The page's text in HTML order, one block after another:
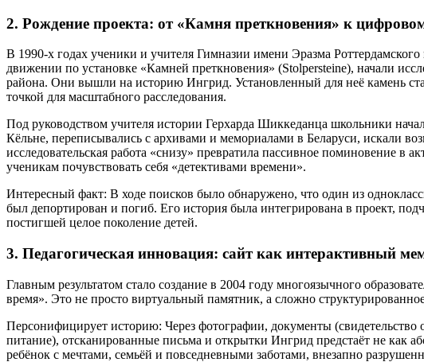
2. Рождение проекта: от «Камня преткновения» к
В 1990-х годах ученики и учителя Гимназии имени Эразма
движении по установке «Камней преткновения» (Stolpersteine), начали
района. Они вышли на историю Ингрид. Установленный для неё камень
точкой для масштабного расследования.
Под руководством учителя истории Герхарда Шиккеданца школьники
Кёльне, переписывались с архивами и мемориалами в Беларуси, искали
исследовательская работа «снизу» превратила пассивное поминовение в
ученикам почувствовать себя «детективами времени».
Интересный факт: В ходе поисков было обнаружено, что один из
был депортирован и погиб. Его история была интегрирована в проект,
постигшей целое поколение детей.
3. Педагогическая инновация: сайт как интерактивный
Главным результатом стало создание в 2004 году многоязычного
время». Это не просто виртуальный памятник, а сложно
Персонифицирует историю: Через фотографии, документы
питание), отсканированные письма и открытки Ингрид предстаёт не как
ребёнок с мечтами, семьёй и повседневными заботами, внезапно